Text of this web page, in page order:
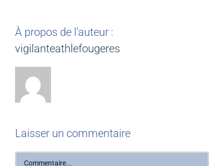
À propos de l'auteur :
vigilanteathlefougeres
Laisser un commentaire
Commentaire